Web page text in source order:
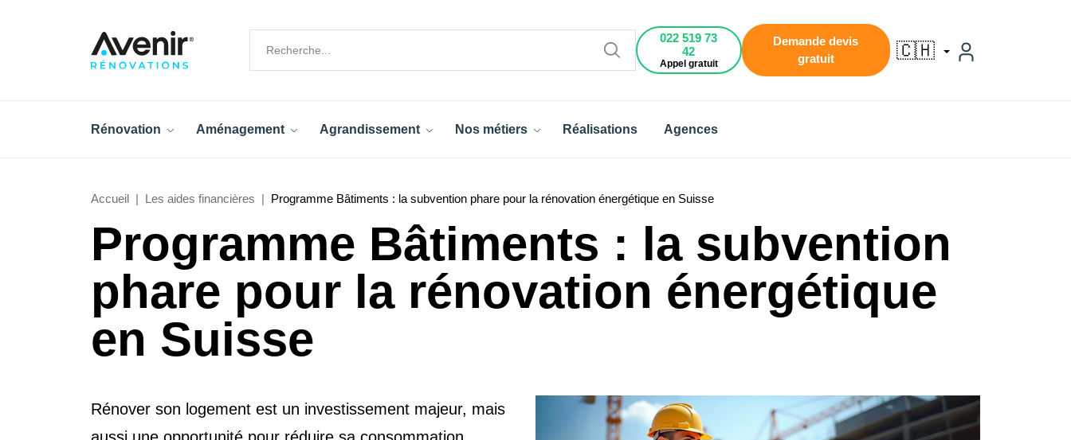
022 519 73
42
Appel gratuit
Demande devis
gratuit
🇨🇭
Rénovation Aménagement Agrandissement Nos métiers Réalisations Agences
Accueil Les aides financières Programme Bâtiments : la subvention phare pour la rénovation énergétique en Suisse
Programme Bâtiments : la subvention
phare pour la rénovation énergétique
en Suisse
Rénover son logement est un investissement majeur, mais